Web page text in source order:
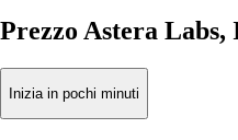
Prezzo Astera Labs,
Inizia in pochi minuti